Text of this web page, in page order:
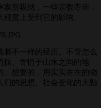
所吸纳，一些宗教寺庙，
度上受到它的影响。
不一样的经历。不管怎么
操、寄情于山水之间的地
想要的，用实实在在的物
的思想、社会变化的大融